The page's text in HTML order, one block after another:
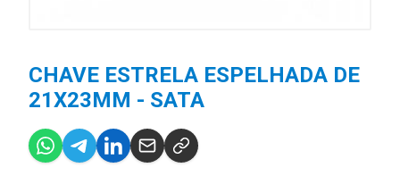
CHAVE ESTRELA ESPELHADA DE
21X23MM - SATA